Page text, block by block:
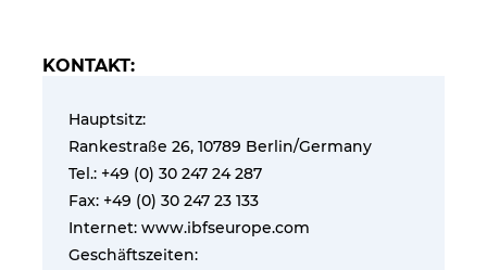
KONTAKT:
Hauptsitz:
Rankestraße 26, 10789 Berlin/Germany
Tel.: +49 (0) 30 247 24 287
Fax: +49 (0) 30 247 23 133
Internet: www.ibfseurope.com
Geschäftszeiten: